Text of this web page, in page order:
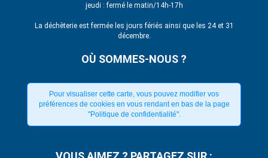
jeudi : fermé le matin/14h-17h
La déchèterie est fermée les jours fériés ainsi que les 24 et 31
décembre.
OÙ SOMMES-NOUS ?
Pour visualiser cette carte, vous pouvez modifier vos
préférences de cookies en vous rendant en bas de la page
"Politique de confidentialité".